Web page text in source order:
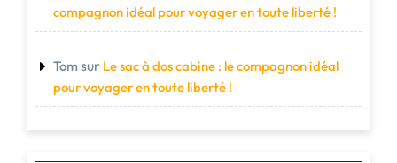
compagnon idéal pour voyager en toute liberté !
Tom sur Le sac à dos cabine : le compagnon idéal
pour voyager en toute liberté !